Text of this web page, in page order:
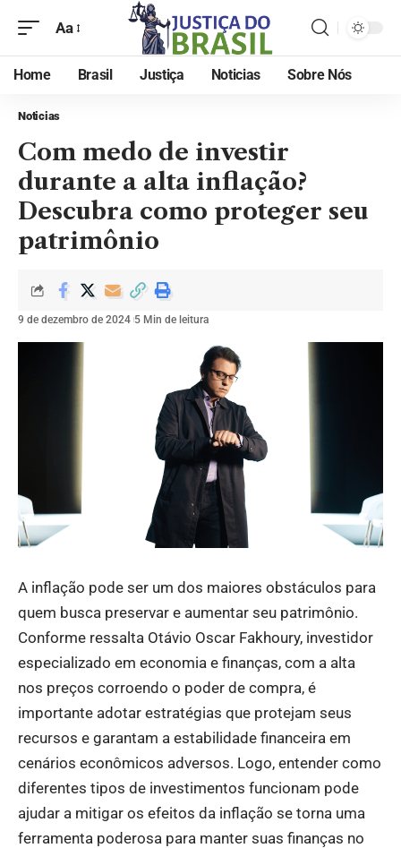
Aa
Home Brasil Justiça Noticias Sobre Nós
Noticias
Com medo de investir
durante a alta inflação?
Descubra como proteger seu
patrimônio
9 de dezembro de 2024 5 Min de leitura
A inflação pode ser um dos maiores obstáculos para
quem busca preservar e aumentar seu patrimônio.
Conforme ressalta Otávio Oscar Fakhoury, investidor
especializado em economia e finanças, com a alta
nos preços corroendo o poder de compra, é
importante adotar estratégias que protejam seus
recursos e garantam a estabilidade financeira em
cenários econômicos adversos. Logo, entender como
diferentes tipos de investimentos funcionam pode
ajudar a mitigar os efeitos da inflação se torna uma
ferramenta poderosa para manter suas finanças no